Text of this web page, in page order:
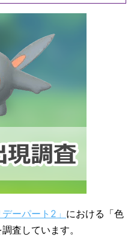
デーパート2」 における「色
査しています。